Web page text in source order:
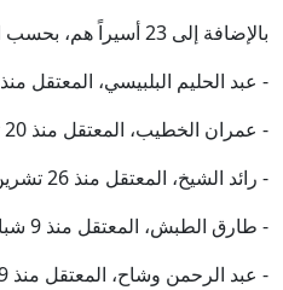
بالإضافة إلى 23 أسيراً هم، بحسب الأقدمية:
- عبد الحليم البلبيسي، المعتقل منذ 6 كانون الأول/ديسمبر1995.
- عمران الخطيب، المعتقل منذ 20 تموز/يوليو 1997.
- رائد الشيخ، المعتقل منذ 26 تشرين الأول/أكتوبر2000.
- طارق الطبش، المعتقل منذ 9 شباط/فبراير2001.
- عبد الرحمن وشاح، المعتقل منذ 29 أيار/مايو2001.